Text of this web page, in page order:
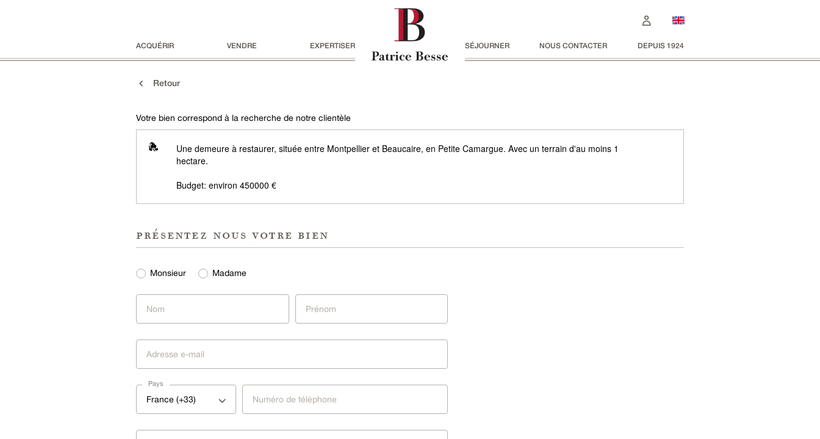
ACQUÉRIR VENDRE EXPERTISER SÉJOURNER NOUS CONTACTER DEPUIS 1924
Retour
Votre bien correspond à la recherche de notre clientèle
Une demeure à restaurer, située entre Montpellier et Beaucaire, en Petite Camargue. Avec un terrain d'au moins 1
hectare.
Budget: environ 450000 €
présentez nous votre bien
Monsieur Madame
Pays
France (+33)